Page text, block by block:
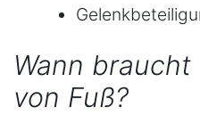
Wann
von Fuß?